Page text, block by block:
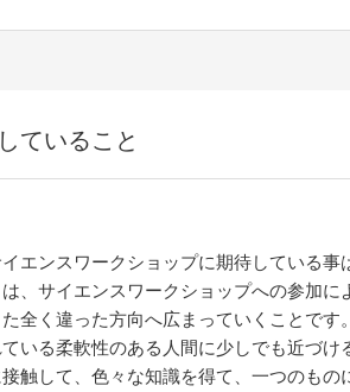
ていること
エンスワークショップに期待している事
、サイエンスワークショップへの参加
全く違った方向へ広まっていくことで
いる柔軟性のある人間に少しでも近づ
触して、色々な知識を得て、一つのも